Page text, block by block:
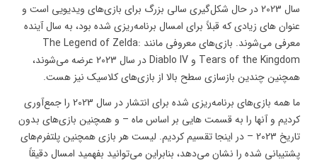
سال 2023 در حال شکل‌گیری سالی بزرگ برای بازی‌های ویدیویی است و
عنوان های زیادی که قبلاً برای امسال برنامه‌ریزی شده بود، به سال آینده
معرفی می‌شوند. بازی‌های معروفی مانند The Legend of Zelda:
Tears of the Kingdom و Diablo IV در سال 2023 عرضه می‌شوند،
همچنین چندین بازسازی سطح بالا از بازی‌های کلاسیک نیز هست.
ما همه بازی‌های برنامه‌ریزی شده برای انتشار در سال 2023 را جمع‌آوری
کردیم و آنها را به قسمت هایی بر اساس ماه – و همچنین بازی‌های بدون
تاریخ 2023 – در اینجا تقسیم کردیم. لیست هر بازی همچنین پلتفرم‌های
پشتیبانی شده را نشان می‌دهد، بنابراین می‌توانید بفهمید امسال دقیقاً